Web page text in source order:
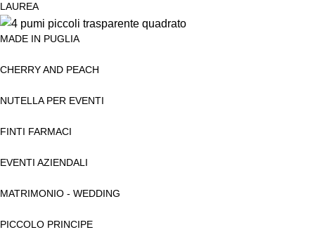
LAUREA
MADE IN PUGLIA
CHERRY AND PEACH
NUTELLA PER EVENTI
FINTI FARMACI
EVENTI AZIENDALI
MATRIMONIO - WEDDING
PICCOLO PRINCIPE